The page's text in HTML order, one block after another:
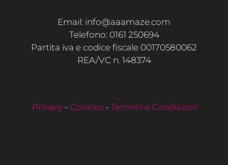
Email: info@aaamaze.com
Telefono: 0161 250694
Partita iva e codice fiscale 00170580062
REA/VC n. 148374
Privacy- Cookies- Termini e Condizioni